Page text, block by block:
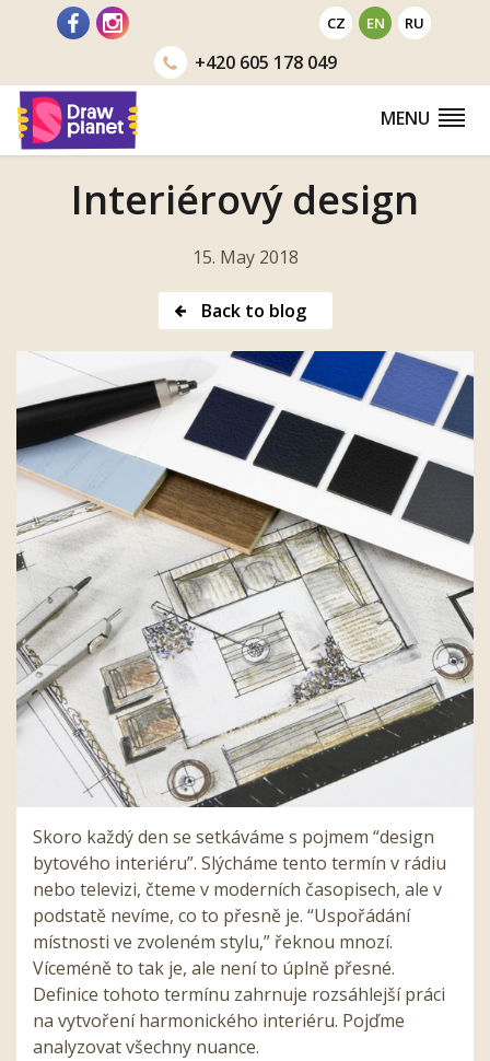
CZ EN RU
+420605 178 049
MENU
Interiérový design
15. May 2018
Back to blog
Skoro každý den se setkáváme s pojmem “design
bytového interiéru”. Slýcháme tento termín v rádiu
nebo televizi, čteme v moderních časopisech, ale v
podstatě nevíme, co to přesně je. “Uspořádání
místnosti ve zvoleném stylu,” řeknou mnozí.
Víceméně to tak je, ale není to úplně přesné.
Definice tohoto termínu zahrnuje rozsáhlejší práci
na vytvoření harmonického interiéru. Pojďme
analyzovat všechny nuance.